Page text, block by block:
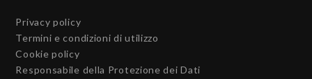
Privacy policy
Termini e condizioni di utilizzo
Cookie policy
Responsabile della Protezione dei Dati